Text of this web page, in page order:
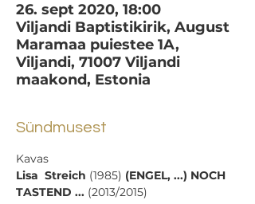
26. sept 2020, 18:00
Viljandi Baptistikirik, August
Maramaa puiestee 1A,
Viljandi, 71007 Viljandi
maakond, Estonia
Sündmusest
Kavas
Lisa  Streich (1985) (ENGEL, ...) NOCH
TASTEND ... (2013/2015)